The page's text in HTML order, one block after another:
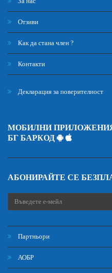
Отзиви
Как да стана член ?
Контакти
Декларация за поверителност
МОБИЛНИ
БГ БАРКОД
АБОНИРАЙТЕ СЕ
Партньори
АОБР